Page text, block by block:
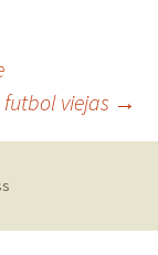
viejas →